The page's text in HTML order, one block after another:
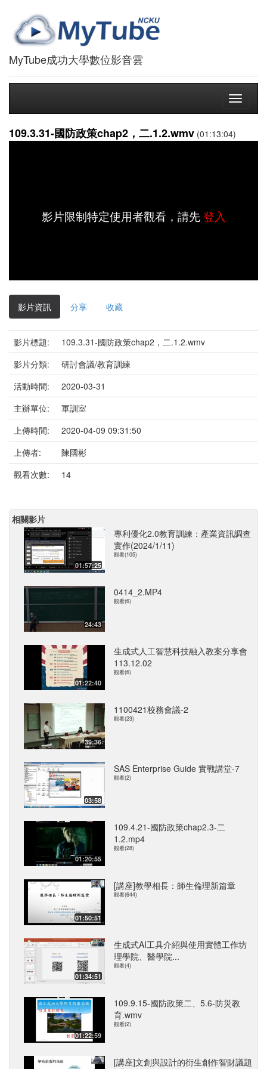
MyTube成功大學數位影音雲
Toggle
109.3.31-國防政策chap2，二.1.2.wmv (01:13:04)
影片限制特定使用者觀看，請先登入
影片資訊 分享 收藏
影片標題:
109.3.31-國防政策chap2，二.1.2.wmv
影片分類:
研討會議/教育訓練
活動時間:
2020-03-31
主辦單位:
軍訓室
上傳時間:
2020-04-09 09:31:50
上傳者:
陳國彬
觀看次數:
14
相關影片
01:57:25
專利優化2.0教育訓練：產業資訊調查
實作(2024/1/11)
觀看(105)
24:43
0414_2.MP4
觀看(6)
01:22:40
生成式人工智慧科技融入教案分享會
113.12.02
觀看(6)
39:36
1100421校務會議-2
觀看(23)
03:58
SAS Enterprise Guide 實戰講堂-7
觀看(2)
01:20:55
109.4.21-國防政策chap2.3-二
1.2.mp4
觀看(28)
01:50:51
[講座]教學相長：師生倫理新篇章
觀看(644)
01:34:51
生成式AI工具介紹與使用實體工作坊
理學院、醫學院...
觀看(4)
01:22:59
109.9.15-國防政策二、5.6-防災教
育.wmv
觀看(2)
[講座]文創與設計的衍生創作智財議題